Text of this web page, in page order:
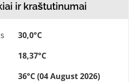
ir kraštutinumai
30,0°C
18,37°C
36°C (04 August 2026)